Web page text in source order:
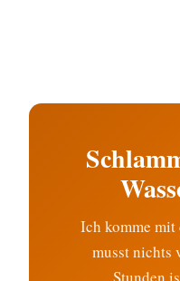
Ich komme mit
musst nichts
Stunden